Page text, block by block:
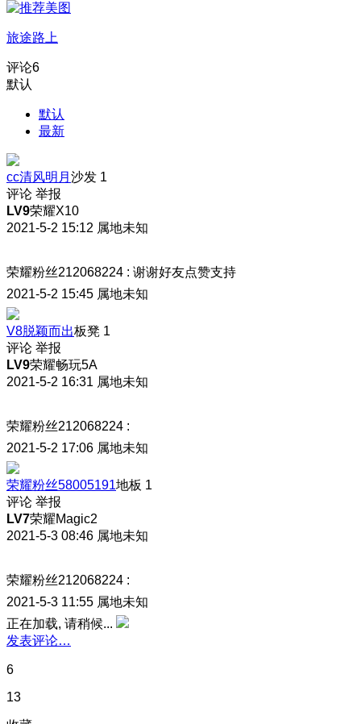
旅途路上
评论6
默认
默认
最新
cc清风明月 沙发 1
评论 举报
LV9荣耀X10
2021-5-2 15:12 属地未知
荣耀粉丝212068224 : 谢谢好友点赞支持
2021-5-2 15:45 属地未知
V8脱颖而出板凳 1
评论 举报
LV9荣耀畅玩5A
2021-5-2 16:31 属地未知
荣耀粉丝212068224 :
2021-5-2 17:06 属地未知
荣耀粉丝58005191地板 1
评论 举报
LV7荣耀Magic2
2021-5-3 08:46 属地未知
荣耀粉丝212068224 :
2021-5-3 11:55 属地未知
正在加载, 请稍候...
发表评论…
6
13